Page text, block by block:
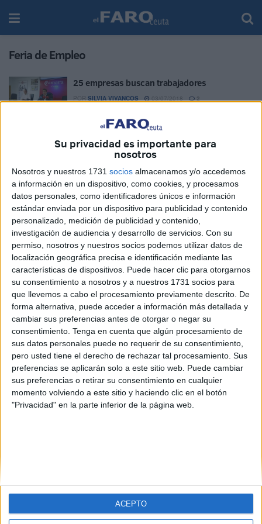
Su privacidad es importante para
nosotros
Nosotros y nuestros 1731 socios almacenamos y/o accedemos
a información en un dispositivo, como cookies, y procesamos
datos personales, como identificadores únicos e información
estándar enviada por un dispositivo para publicidad y contenido
personalizado, medición de publicidad y contenido,
investigación de audiencia y desarrollo de servicios. Con su
permiso, nosotros y nuestros socios podemos utilizar datos de
localización geográfica precisa e identificación mediante las
características de dispositivos. Puede hacer clic para otorgarnos
su consentimiento a nosotros y a nuestros 1731 socios para
que llevemos a cabo el procesamiento previamente descrito. De
forma alternativa, puede acceder a información más detallada y
cambiar sus preferencias antes de otorgar o negar su
consentimiento. Tenga en cuenta que algún procesamiento de
sus datos personales puede no requerir de su consentimiento,
pero usted tiene el derecho de rechazar tal procesamiento. Sus
preferencias se aplicarán solo a este sitio web. Puede cambiar
sus preferencias o retirar su consentimiento en cualquier
momento volviendo a este sitio y haciendo clic en el botón
"Privacidad" en la parte inferior de la página web.
ACEPTO
Feria de Empleo
25 empresas buscan trabajadores
SILVIA VIVANCOS 2
1 2